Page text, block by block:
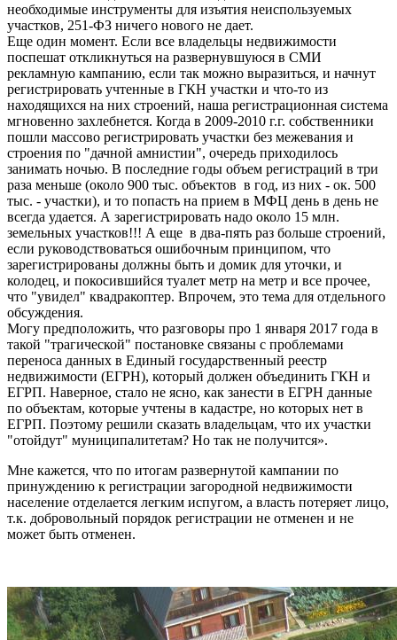
необходимые инструменты для изъятия неиспользуемых
участков, 251-ФЗ ничего нового не дает.
Еще один момент. Если все владельцы недвижимости
поспешат откликнуться на развернувшуюся в СМИ
рекламную кампанию, если так можно выразиться, и начнут
регистрировать учтенные в ГКН участки и что-то из
находящихся на них строений, наша регистрационная система
мгновенно захлебнется. Когда в 2009-2010 г.г. собственники
пошли массово регистрировать участки без межевания и
строения по "дачной амнистии", очередь приходилось
занимать ночью. В последние годы объем регистраций в три
раза меньше (около 900 тыс. объектов в год, из них - ок. 500
тыс. - участки), и то попасть на прием в МФЦ день в день не
всегда удается. А зарегистрировать надо около 15 млн.
земельных участков!!! А еще в два-пять раз больше строений,
если руководствоваться ошибочным принципом, что
зарегистрированы должны быть и домик для уточки, и
колодец, и покосившийся туалет метр на метр и все прочее,
что "увидел" квадракоптер. Впрочем, это тема для отдельного
обсуждения.
Могу предположить, что разговоры про 1 января 2017 года в
такой "трагической" постановке связаны с проблемами
переноса данных в Единый государственный реестр
недвижимости (ЕГРН), который должен объединить ГКН и
ЕГРП. Наверное, стало не ясно, как занести в ЕГРН данные
по объектам, которые учтены в кадастре, но которых нет в
ЕГРП. Поэтому решили сказать владельцам, что их участки
"отойдут" муниципалитетам? Но так не получится».
Мне кажется, что по итогам развернутой кампании по
принуждению к регистрации загородной недвижимости
население отделается легким испугом, а власть потеряет лицо,
т.к. добровольный порядок регистрации не отменен и не
может быть отменен.